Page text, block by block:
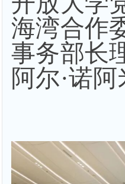
海湾合作
事务部长
阿尔·诺